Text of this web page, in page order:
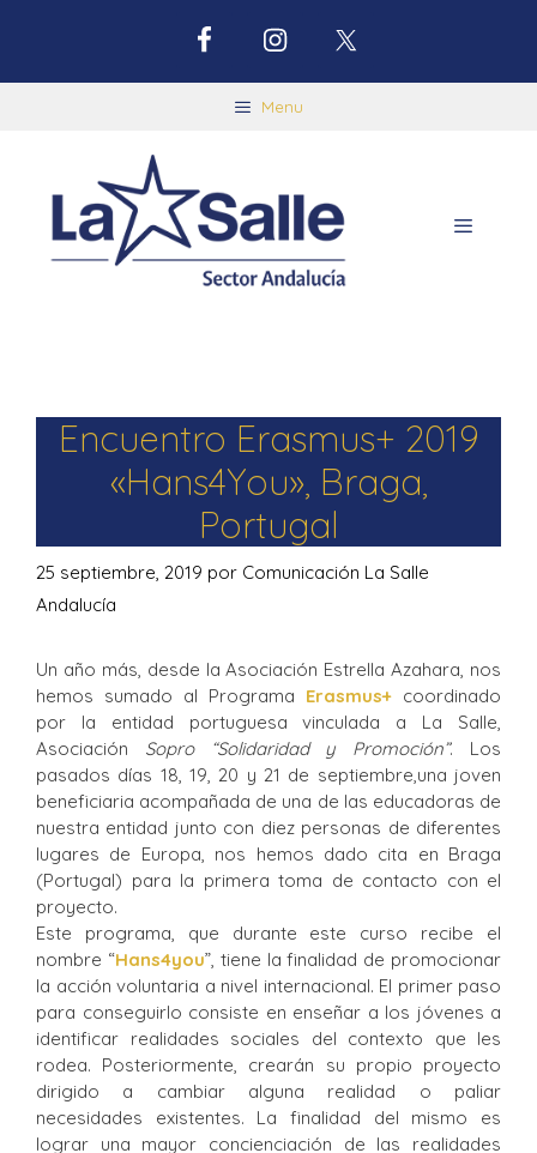
Menu
Encuentro Erasmus+ 2019
«Hans4You», Braga,
Portugal
25 septiembre, 2019 por Comunicación La Salle
Andalucía
Un año más, desde la Asociación Estrella Azahara, nos
hemos sumado al Programa Erasmus+ coordinado
por la entidad portuguesa vinculada a La Salle,
Asociación Sopro “Solidaridad y Promoción”. Los
pasados días 18, 19, 20 y 21 de septiembre,una joven
beneficiaria acompañada de una de las educadoras de
nuestra entidad junto con diez personas de diferentes
lugares de Europa, nos hemos dado cita en Braga
(Portugal) para la primera toma de contacto con el
proyecto.
Este programa, que durante este curso recibe el
nombre “Hans4you”, tiene la finalidad de promocionar
la acción voluntaria a nivel internacional. El primer paso
para conseguirlo consiste en enseñar a los jóvenes a
identificar realidades sociales del contexto que les
rodea. Posteriormente, crearán su propio proyecto
dirigido a cambiar alguna realidad o paliar
necesidades existentes. La finalidad del mismo es
lograr una mayor concienciación de las realidades